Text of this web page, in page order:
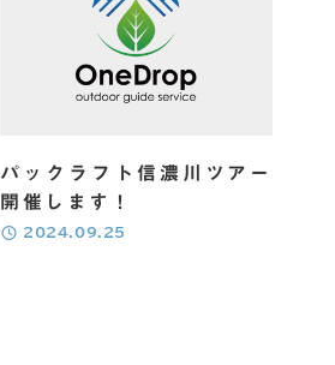
パックラフト信濃川ツアー
開催します！
投稿日
2024.09.25